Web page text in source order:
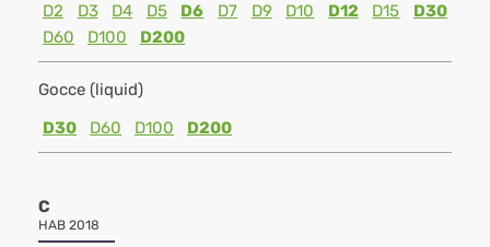
D2
D3 D4 D5 D6 D7 D9 D10 D12 D15
D30
D60
D100 D200
Gocce (liquid)
D30
D60 D100 D200
C
HAB 2018